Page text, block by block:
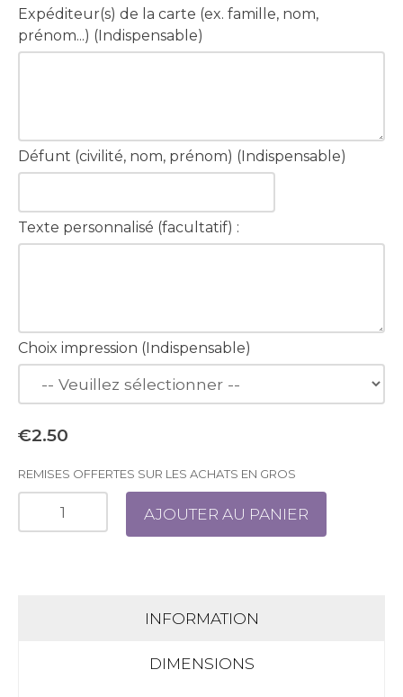
Expéditeur(s) de la carte (ex. famille, nom,
prénom...) (Indispensable)
Défunt (civilité, nom, prénom) (Indispensable)
Texte personnalisé (facultatif) :
Choix impression (Indispensable)
€2.50
REMISES OFFERTES SUR LES ACHATS EN GROS
AJOUTER AU PANIER
INFORMATION
DIMENSIONS